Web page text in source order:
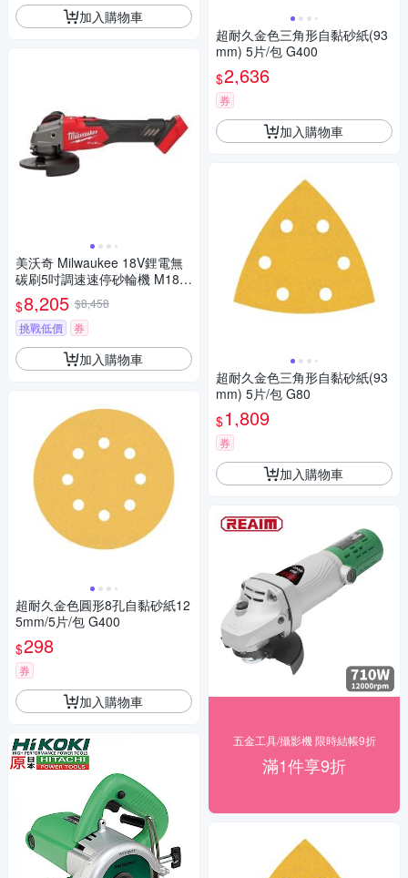
加入購物車
美沃奇 Milwaukee 18V鋰電無
碳刷5吋調速速停砂輪機 M18F
SAGV125XB-0
$8,205 $8,458
挑戰低價
券
加入購物車
超耐久金色圓形8孔自黏砂紙12
5mm/5片/包 G400
$298
券
加入購物車
超耐久金色三角形自黏砂紙(93
mm) 5片/包 G400
$2,636
券
加入購物車
超耐久金色三角形自黏砂紙(93
mm) 5片/包 G80
$1,809
券
加入購物車
五金工具/攝影機 限時結帳9折
滿1件享9折